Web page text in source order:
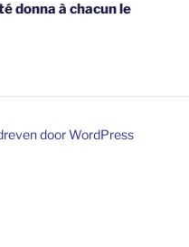
donna à chacun le
door WordPress